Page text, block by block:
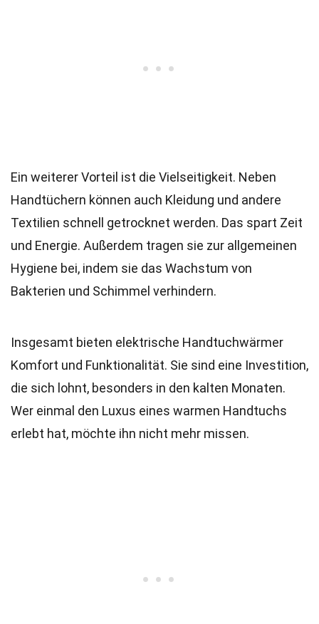
Ein weiterer Vorteil ist die Vielseitigkeit. Neben
Handtüchern können auch Kleidung und andere
Textilien schnell getrocknet werden. Das spart Zeit
und Energie. Außerdem tragen sie zur allgemeinen
Hygiene bei, indem sie das Wachstum von
Bakterien und Schimmel verhindern.
Insgesamt bieten elektrische Handtuchwärmer
Komfort und Funktionalität. Sie sind eine Investition,
die sich lohnt, besonders in den kalten Monaten.
Wer einmal den Luxus eines warmen Handtuchs
erlebt hat, möchte ihn nicht mehr missen.